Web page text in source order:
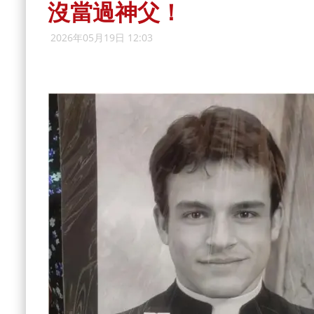
沒當過神父！
2026年05月19日 12:03